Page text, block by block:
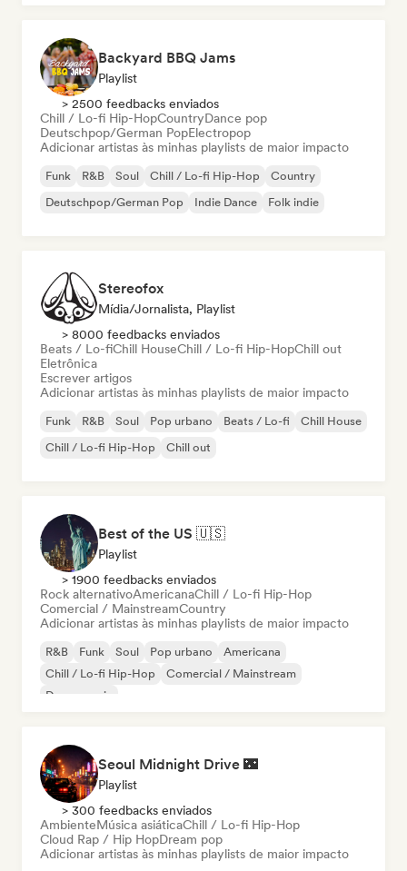
Backyard BBQ Jams
Playlist
> 2500 feedbacks enviados
Chill / Lo-fi Hip-HopCountryDance pop
Deutschpop/German PopElectropop
Adicionar artistas às minhas playlists de maior impacto
Funk R&B Soul Chill / Lo-fi Hip-Hop
Country
Deutschpop/German Pop
Indie Dance Folk indie
Stereofox
Mídia/Jornalista, Playlist
> 8000 feedbacks enviados
Beats / Lo-fiChill HouseChill / Lo-fi Hip-HopChill out
Eletrônica
Escrever artigos
Adicionar artistas às minhas playlists de maior impacto
Funk R&B Soul Pop urbano Beats / Lo-fi
Chill House
Chill / Lo-fi Hip-Hop
Chill out
Best of the US 🇺🇸
Playlist
> 1900 feedbacks enviados
Rock alternativoAmericanaChill / Lo-fi Hip-Hop
Comercial / MainstreamCountry
Adicionar artistas às minhas playlists de maior impacto
R&B Funk Soul Pop urbano
Americana
Chill / Lo-fi Hip-Hop
Comercial / Mainstream
Dance music
Seoul Midnight Drive 🌃
Playlist
> 300 feedbacks enviados
AmbienteMúsica asiáticaChill / Lo-fi Hip-Hop
Cloud Rap / Hip HopDream pop
Adicionar artistas às minhas playlists de maior impacto